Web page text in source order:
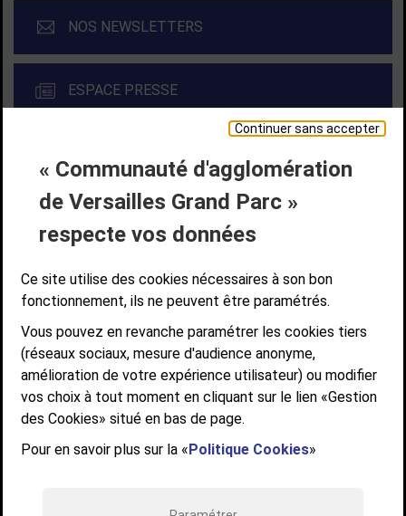
Continuer sans accepter
« Communauté d'agglomération
de Versailles Grand Parc »
respecte vos données
Ce site utilise des cookies nécessaires à son bon
fonctionnement, ils ne peuvent être paramétrés.
Vous pouvez en revanche paramétrer les cookies tiers
(réseaux sociaux, mesure d'audience anonyme,
amélioration de votre expérience utilisateur) ou modifier
vos choix à tout moment en cliquant sur le lien «Gestion
des Cookies» situé en bas de page.
Pour en savoir plus sur la «Politique Cookies»
NOS NEWSLETTERS
ESPACE PRESSE
Liens bas de page
CONTACT MENTIONS LÉGALES
PLAN DE SITE
ACCESSIBILITÉ NUMÉRIQUE
GESTION DES COOKIES
Suivez-nous
SUIVEZ-NOUS SUR
Communauté d'agglomération de Versailles
Grand Parc
6, AVENUE DE PARIS - CS 10922 - 78009 VERSAILLES CEDEX
STANDARD : 01 39 66 30 00 - OUVERT DU LUNDI AU VENDREDI DE 9H À